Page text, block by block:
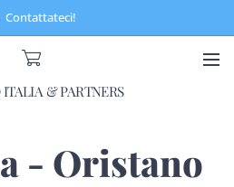
Contattateci!
ITALIA & PARTNERS
- Oristano